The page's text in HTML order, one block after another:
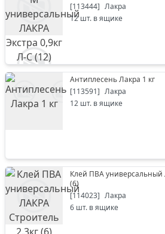
[113444] Лакра
12шт. в ящике
Антиплесень Лакра 1 кг
[113591] Лакра
12 шт. в ящике
Клей ПВА универсальный
(6)
[114023] Лакра
6 шт. в ящике